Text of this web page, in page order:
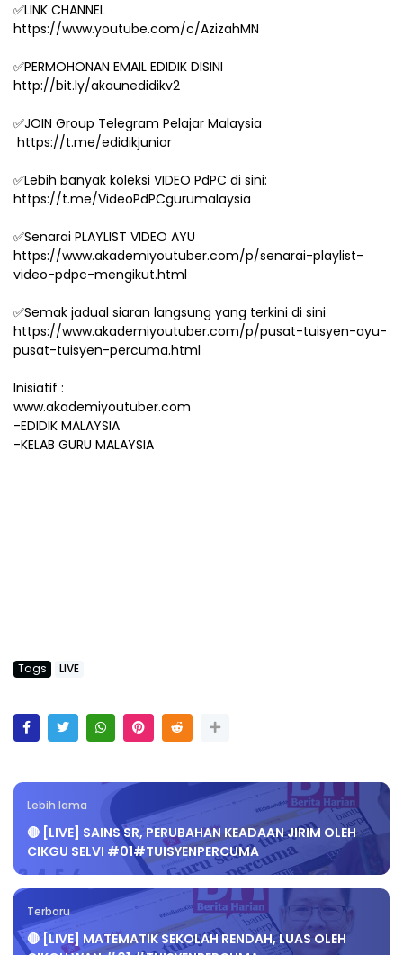
✅LINK CHANNEL
https://www.youtube.com/c/AzizahMN
✅PERMOHONAN EMAIL EDIDIK DISINI
http://bit.ly/akaunedidikv2
✅JOIN Group Telegram Pelajar Malaysia
https://t.me/edidikjunior
✅Lebih banyak koleksi VIDEO PdPC di sini:
https://t.me/VideoPdPCgurumalaysia
✅Senarai PLAYLIST VIDEO AYU
https://www.akademiyoutuber.com/p/senarai-playlist-
video-pdpc-mengikut.html
✅Semak jadual siaran langsung yang terkini di sini
https://www.akademiyoutuber.com/p/pusat-tuisyen-ayu-
pusat-tuisyen-percuma.html
Inisiatif :
www.akademiyoutuber.com
-EDIDIK MALAYSIA
-KELAB GURU MALAYSIA
Tags LIVE
Lebih lama
🔴 [LIVE] SAINS SR, PERUBAHAN KEADAAN JIRIM OLEH
CIKGU SELVI #01#TUISYENPERCUMA
Terbaru
🔴 [LIVE] MATEMATIK SEKOLAH RENDAH, LUAS OLEH